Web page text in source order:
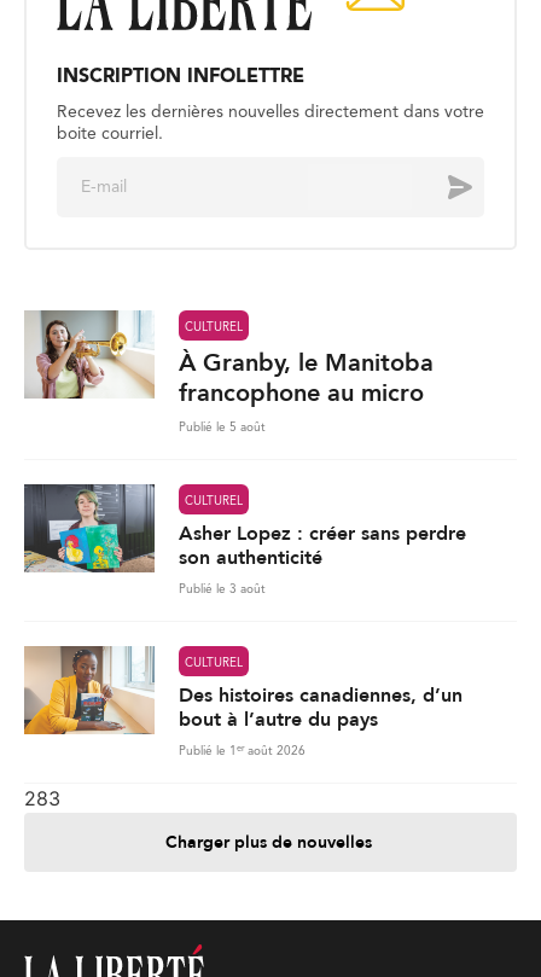
INSCRIPTION INFOLETTRE
Recevez les dernières nouvelles directement dans votre
boite courriel.
Envoyer
CULTUREL
À Granby, le Manitoba
francophone au micro
Publié le 5 août
CULTUREL
Asher Lopez : créer sans perdre
son authenticité
Publié le 3 août
CULTUREL
Des histoires canadiennes, d’un
bout à l’autre du pays
Publié le 1 er août 2026
283
Charger plus de nouvelles